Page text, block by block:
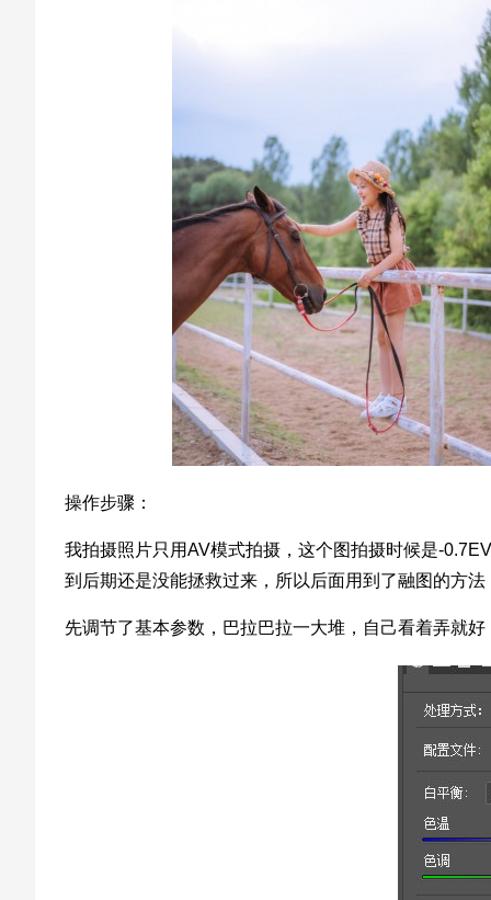
操作步骤：
我拍摄照片只用AV模式拍摄，这个图拍摄时候是-
到后期还是没能拯救过来，所以后面用到了融图的方法
先调节了基本参数，巴拉巴拉一大堆，自己看着弄就好